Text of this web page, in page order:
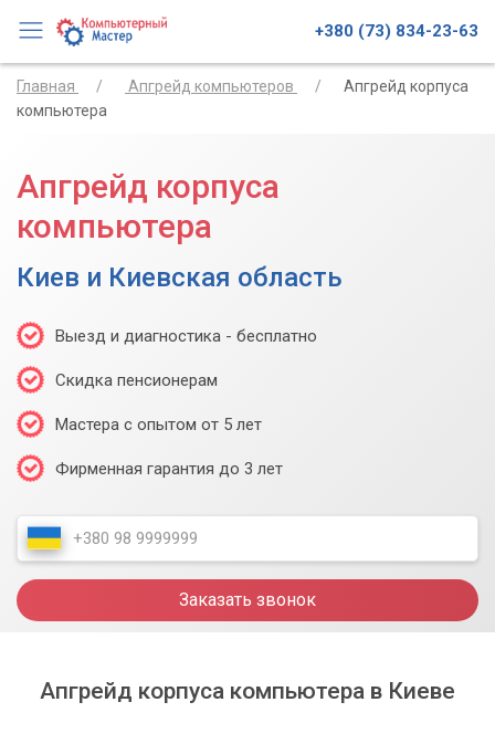
+380 (73) 834-23-63
Главная Апгрейд компьютеров
Апгрейд корпуса
компьютера
Апгрейд корпуса
компьютера
Киев и Киевская область
Выезд и диагностика - бесплатно
Скидка пенсионерам
Мастера с опытом от 5 лет
Фирменная гарантия до 3 лет
Заказать звонок
Апгрейд корпуса компьютера в Киеве